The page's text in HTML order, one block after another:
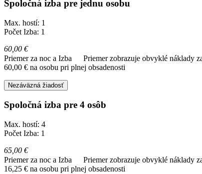
Spoločná izba pre jednu osobu
Max. hostí: 1
Počet Izba: 1
60,00 €
Priemer za noc a Izba
Priemer zobrazuje obvyklé náklady
60,00 € na osobu pri plnej obsadenosti
Nezáväzná žiadosť
Spoločná izba pre 4 osôb
Max. hostí: 4
Počet Izba: 1
65,00 €
Priemer za noc a Izba
Priemer zobrazuje obvyklé náklady
16,25 € na osobu pri plnej obsadenosti